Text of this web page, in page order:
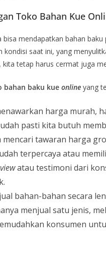
Toko Bahan Kue
bisa mendapatkan bahan
kondisi saat ini, yang
kita tetap harus cermat juga
bahan baku kue online yang
harga murah,
pasti kita butuh
mencari tawaran harga
terpercaya atau
atau testimoni dari
bahan-bahan secara
menjual satu jenis,
konsumen